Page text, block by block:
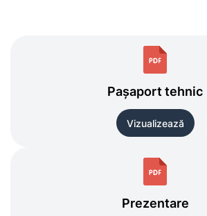
Pașaport tehnic
Vizualizează
Prezentare